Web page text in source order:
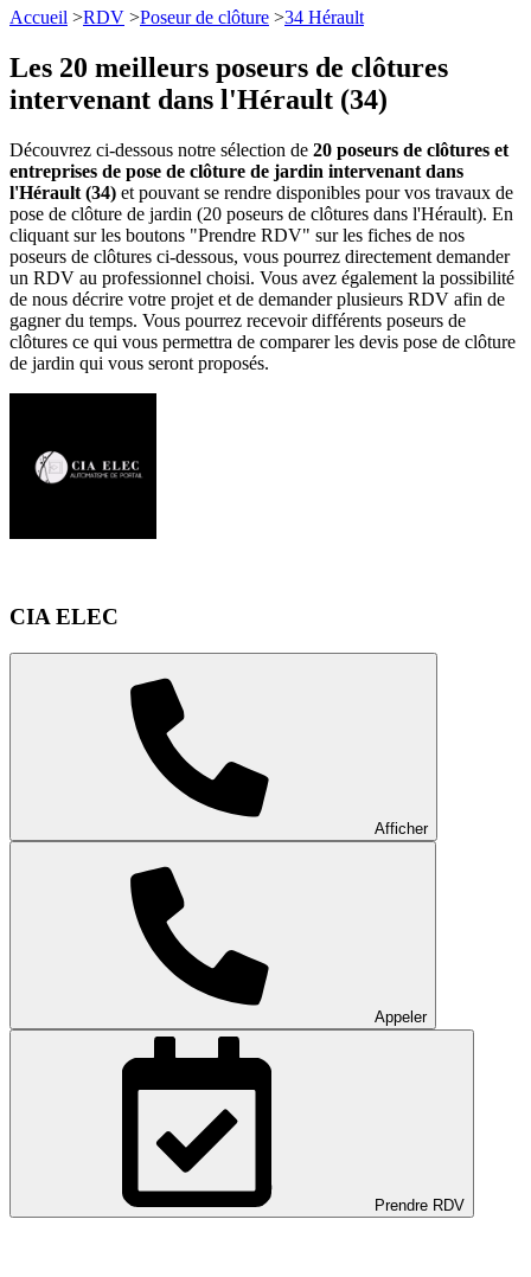
Accueil >RDV >Poseur de clôture >34 Hérault
Les 20 meilleurs poseurs de clôtures
intervenant dans l'Hérault (34)
Découvrez ci-dessous notre sélection de 20 poseurs de clôtures et
entreprises de pose de clôture de jardin intervenant dans
l'Hérault (34) et pouvant se rendre disponibles pour vos travaux de
pose de clôture de jardin (20 poseurs de clôtures dans l'Hérault). En
cliquant sur les boutons "Prendre RDV" sur les fiches de nos
poseurs de clôtures ci-dessous, vous pourrez directement demander
un RDV au professionnel choisi. Vous avez également la possibilité
de nous décrire votre projet et de demander plusieurs RDV afin de
gagner du temps. Vous pourrez recevoir différents poseurs de
clôtures ce qui vous permettra de comparer les devis pose de clôture
de jardin qui vous seront proposés.
CIA ELEC
Afficher
Appeler
Prendre RDV